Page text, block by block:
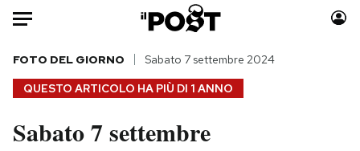
Auto
HOME
Italia
Moda
QUESTO ARTICOLO HA PIÙ DI 1 ANNO
FOTO DEL GIORNO Sabato 7 settembre 2024
Sabato 7 settembre